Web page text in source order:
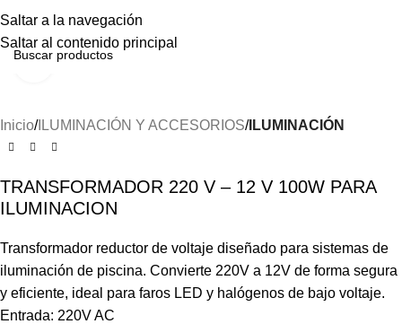
Saltar a la navegación
Saltar al contenido principal
Menú
Haga clic para ampliar
Inicio ILUMINACIÓN Y ACCESORIOS ILUMINACIÓN
TRANSFORMADOR 220 V – 12 V 100W PARA
ILUMINACION
Transformador reductor de voltaje diseñado para sistemas de
iluminación de piscina. Convierte 220V a 12V de forma segura
y eficiente, ideal para faros LED y halógenos de bajo voltaje.
Entrada: 220V AC